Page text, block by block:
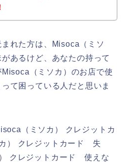
れた方は、Misoca（ミソ
あるけど、あなたの持って
（ミソカ）のお店で使
て困っている人だと思いま
（ミソカ） クレジットカ
） クレジットカード 失
クレジットカード 使えな